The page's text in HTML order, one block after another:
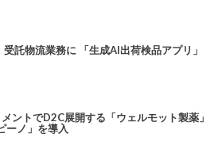
託物流業務に 「生成AI出荷検品アプリ」
ントでD2C展開する「ウェルモット製薬」
ーノ」を導入